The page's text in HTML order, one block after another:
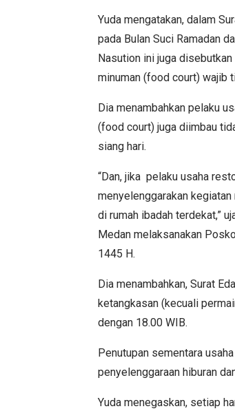
Yuda mengatakan, dalam
pada Bulan Suci Ramadan
Nasution ini juga disebutkan
minuman (food court) wajib
Dia menambahkan pelaku
(food court) juga diimbau
siang hari.
“Dan, jika pelaku usaha
menyelenggarakan
di rumah ibadah terdekat,”
Medan melaksanakan
1445 H.
Dia menambahkan, Surat
ketangkasan (kecuali
dengan 18.00 WIB.
Penutupan sementara
penyelenggaraan hiburan
Yuda menegaskan, setiap